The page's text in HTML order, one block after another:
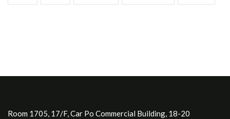
Room 1705, 17/F, Car Po Commercial Building, 18-20